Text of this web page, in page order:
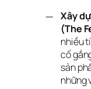
Xây
(The
nhiều
cố
sản
những